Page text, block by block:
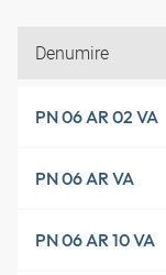
Denumire
PN 06 AR 02 VA
PN 06 AR VA
PN 06 AR 10 VA